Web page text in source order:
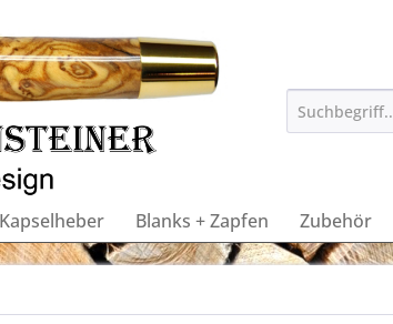
Kapselheber Blanks + Zapfen Zubehör